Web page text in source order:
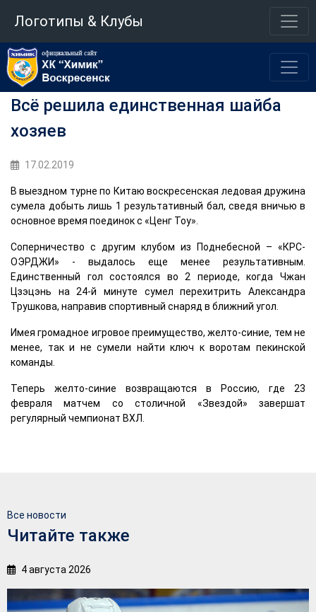
Логотипы & Клубы
Всё решила единственная шайба
хозяев
17.02.2019
В выездном турне по Китаю воскресенская ледовая дружина
сумела добыть лишь 1 результативный бал, сведя вничью в
основное время поединок с «Ценг Тоу».
Соперничество с другим клубом из Поднебесной – «КРС-
ОЭРДЖИ» - выдалось еще менее результативным.
Единственный гол состоялся во 2 периоде, когда Чжан
Цзэцэнь на 24-й минуте сумел перехитрить Александра
Трушкова, направив спортивный снаряд в ближний угол.
Имея громадное игровое преимущество, желто-синие, тем не
менее, так и не сумели найти ключ к воротам пекинской
команды.
Теперь желто-синие возвращаются в Россию, где 23
февраля матчем со столичной «Звездой» завершат
регулярный чемпионат ВХЛ.
Все новости
Читайте также
4 августа 2026